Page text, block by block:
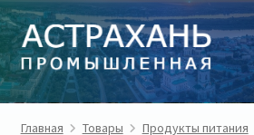
Перейти
к
навигации
Перейти
к
содержимому
ГЛАВНАЯ
Главная Товары Продукты питания